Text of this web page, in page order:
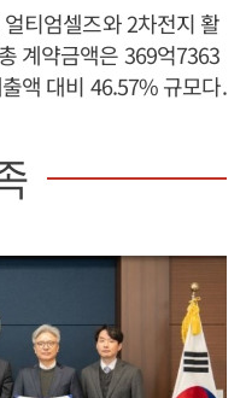
티엄셀즈와 2차전지 활
계약금액은 369억7363
액 대비 46.57% 규모다.